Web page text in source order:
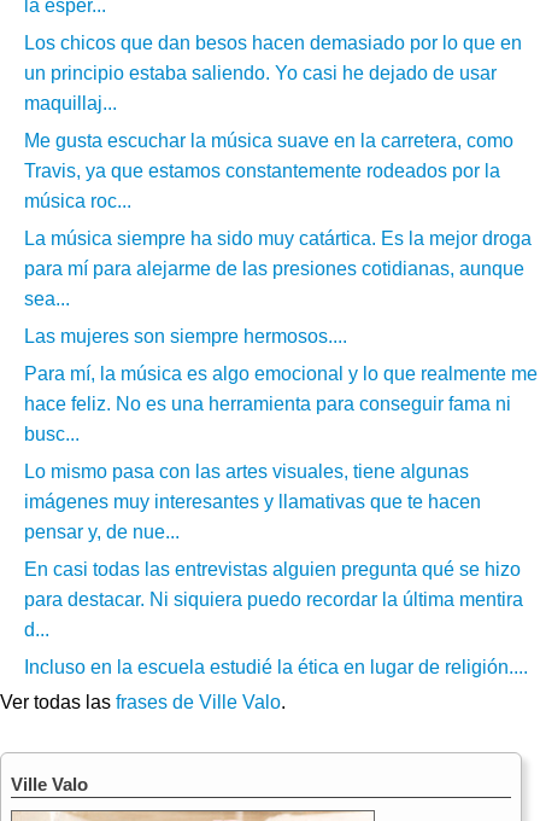
la esper...
Los chicos que dan besos hacen demasiado por lo que en
un principio estaba saliendo. Yo casi he dejado de usar
maquillaj...
Me gusta escuchar la música suave en la carretera, como
Travis, ya que estamos constantemente rodeados por la
música roc...
La música siempre ha sido muy catártica. Es la mejor droga
para mí para alejarme de las presiones cotidianas, aunque
sea...
Las mujeres son siempre hermosos....
Para mí, la música es algo emocional y lo que realmente me
hace feliz. No es una herramienta para conseguir fama ni
busc...
Lo mismo pasa con las artes visuales, tiene algunas
imágenes muy interesantes y llamativas que te hacen
pensar y, de nue...
En casi todas las entrevistas alguien pregunta qué se hizo
para destacar. Ni siquiera puedo recordar la última mentira
d...
Incluso en la escuela estudié la ética en lugar de religión....
Ver todas las frases de Ville Valo.
Ville Valo